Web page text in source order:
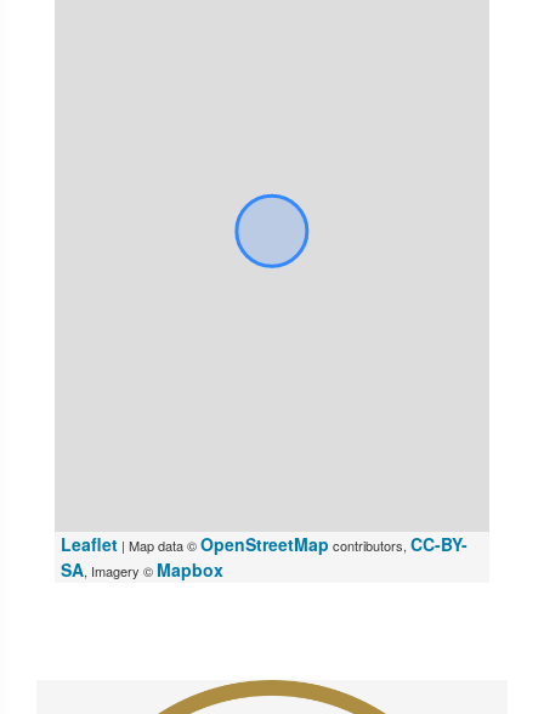
Leaflet | Map data ©OpenStreetMap contributors, CC-BY-
SA, Imagery © Mapbox